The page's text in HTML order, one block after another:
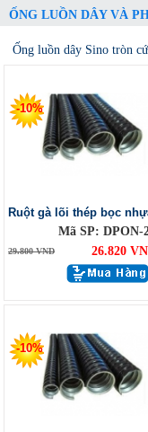
ỐNG LUỒN DÂY VÀ
Ống luồn dây Sino tròn
-10%
Ruột gà lõi thép bọc
Mã SP: DPON-
29.800 VND 26.820
-10%